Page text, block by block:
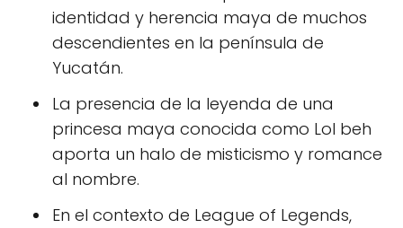
identidad y herencia maya de muchos
descendientes en la península de
Yucatán.
La presencia de la leyenda de una
princesa maya conocida como Lol beh
aporta un halo de misticismo y romance
al nombre.
En el contexto de League of Legends,